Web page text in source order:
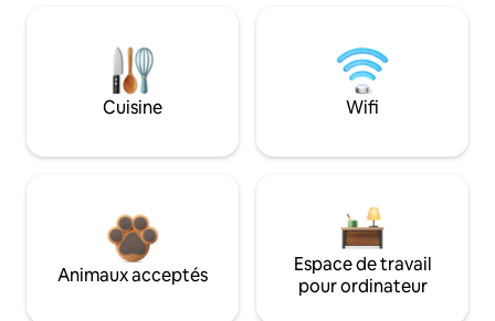
Cuisine Wifi
Animaux acceptés
Espace de travail
pour ordinateur